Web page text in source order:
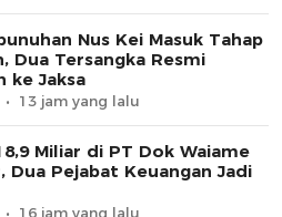
Nus Kei Masuk Tahap
Dua Tersangka Resmi
ke Jaksa
13 jam yang lalu
Miliar di PT Dok Waiame
Dua Pejabat Keuangan Jadi
16 jam yang lalu